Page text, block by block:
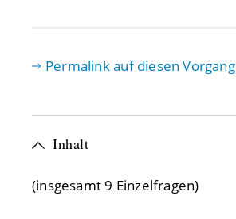
Permalink auf diesen Vorgang
Inhalt
(insgesamt 9 Einzelfragen)